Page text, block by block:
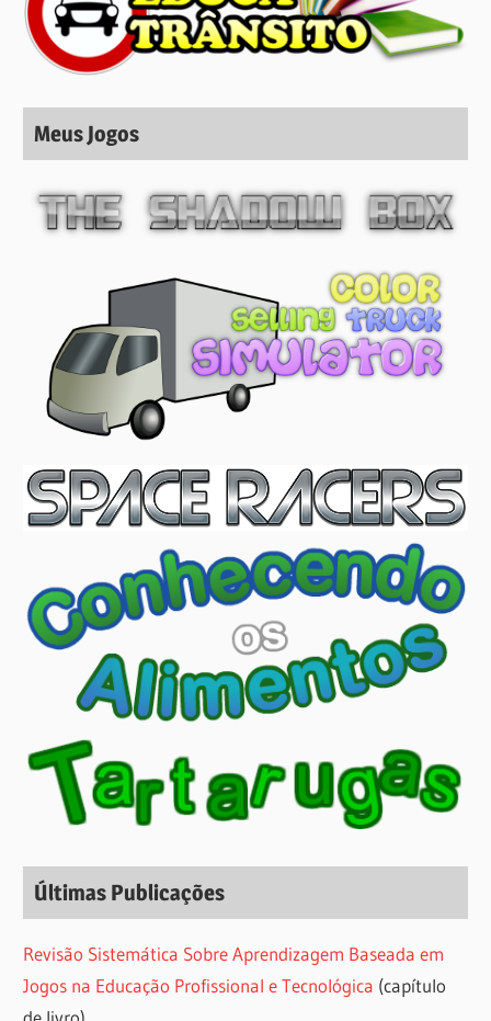
Meus Jogos
Últimas Publicações
Revisão Sistemática Sobre Aprendizagem Baseada em
Jogos na Educação Profissional e Tecnológica (capítulo